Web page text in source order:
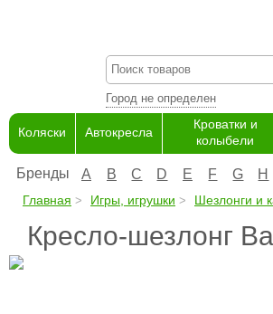
Город не определен
Коляски Автокресла
Кроватки и
колыбели
Бренды A B C D E F G H
Главная Игры, игрушки Шезлонги и
Кресло-шезлонг